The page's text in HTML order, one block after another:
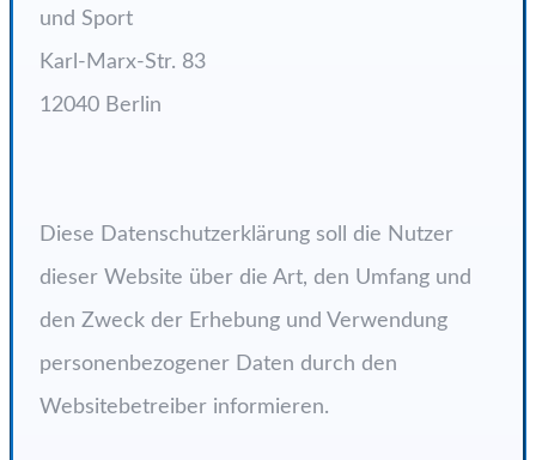
und Sport
Karl-Marx-Str. 83
12040 Berlin
Diese Datenschutzerklärung soll die Nutzer
dieser Website über die Art, den Umfang und
den Zweck der Erhebung und Verwendung
personenbezogener Daten durch den
Websitebetreiber informieren.